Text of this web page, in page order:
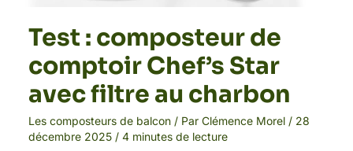
Test : composteur de
comptoir Chef’s Star
avec filtre au charbon
Les composteurs de balcon/ Par Clémence Morel / 28
décembre 2025 / 4 minutes de lecture